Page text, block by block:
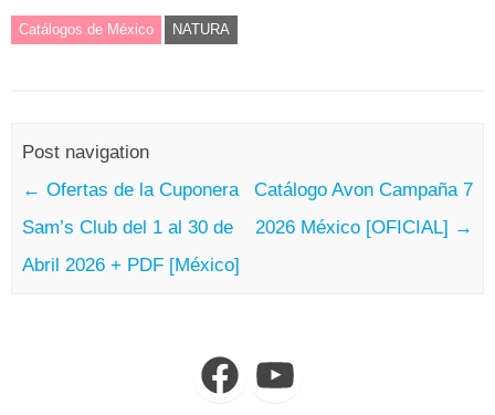
Catálogos de México NATURA
Post navigation
← Ofertas de la Cuponera
Sam’s Club del 1 al 30 de
Abril 2026 + PDF [México]
Catálogo Avon Campaña 7
2026 México [OFICIAL] →
FacebookYouTube